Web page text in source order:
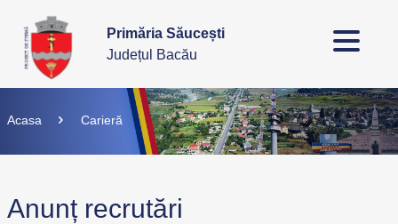
Primăria Săucești
Județul Bacău
Acasa Carieră
Anunț recrutări